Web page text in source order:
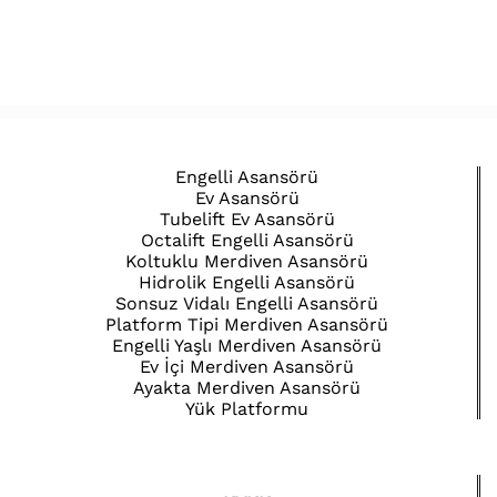
Engelli Asansörü
Ev Asansörü
Tubelift Ev Asansörü
Octalift Engelli Asansörü
Koltuklu Merdiven Asansörü
Hidrolik Engelli Asansörü
Sonsuz Vidalı Engelli Asansörü
Platform Tipi Merdiven Asansörü
Engelli Yaşlı Merdiven Asansörü
Ev İçi Merdiven Asansörü
Ayakta Merdiven Asansörü
Yük Platformu